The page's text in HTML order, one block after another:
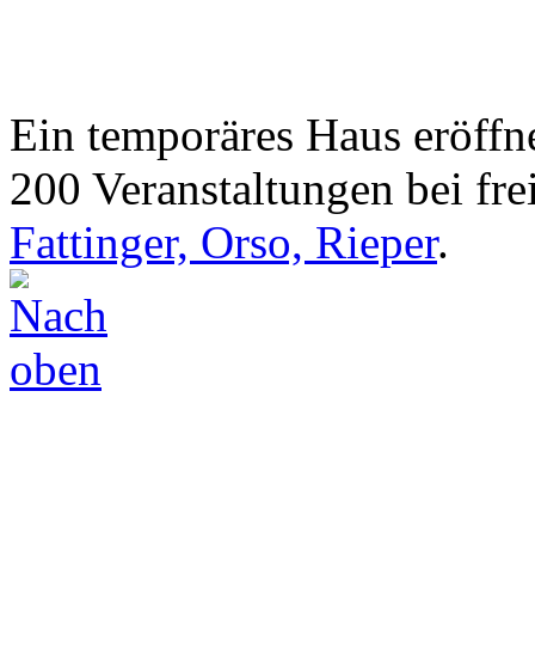
Ein temporäres Haus
200 Veranstaltungen bei
Fattinger, Orso, Rieper.